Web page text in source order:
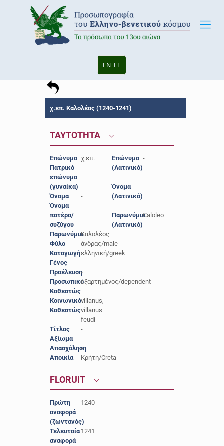
EN EL
χ.επ. Καλολέος (1240-1241)
ΤΑΥΤΟΤΗΤΑ
Επώνυμο χ.επ.
Πατρικό
επώνυμο
(γυναίκα)
-
Όνομα
-
Όνομα
πατέρα/
συζύγου
-
ΠαρωνύμιοΚαλολέος
Φύλο
άνδρας/male
Καταγωγήελληνική/greek
Γένος
-
Προέλευση-
Προσωπικό
Καθεστώς
εξαρτημένος/dependent
Κοινωνικό
Καθεστώς
villanus,
villanus
feudi
Τίτλος
-
Αξίωμα
-
Απασχόληση
-
Αποικία
Κρήτη/Creta
Επώνυμο
(Λατινικό)
-
Όνομα
(Λατινικό)
-
Παρωνύμιο
(Λατινικό)
Caloleo
FLORUIT
Πρώτη
αναφορά
(ζωντανός)
1240
Τελευταία
αναφορά
1241